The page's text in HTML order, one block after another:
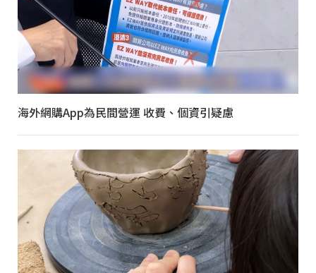
海外網購App為民間營運 收費、個資引疑慮